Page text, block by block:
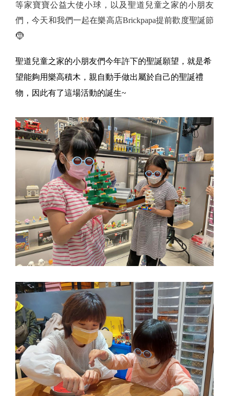
等家寶寶公益大使小球，以及聖道兒童之家的小朋友
們，今天和我們一起在樂高店Brickpapa提前歡度聖誕節
🤶
聖道兒童之家的小朋友們今年許下的聖誕願望，就是希
望能夠用樂高積木，親自動手做出屬於自己的聖誕禮
物，因此有了這場活動的誕生~